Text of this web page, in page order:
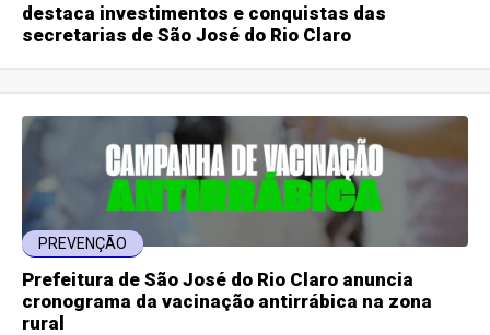
destaca investimentos e conquistas das
secretarias de São José do Rio Claro
PREVENÇÃO
Prefeitura de São José do Rio Claro anuncia
cronograma da vacinação antirrábica na zona
rural